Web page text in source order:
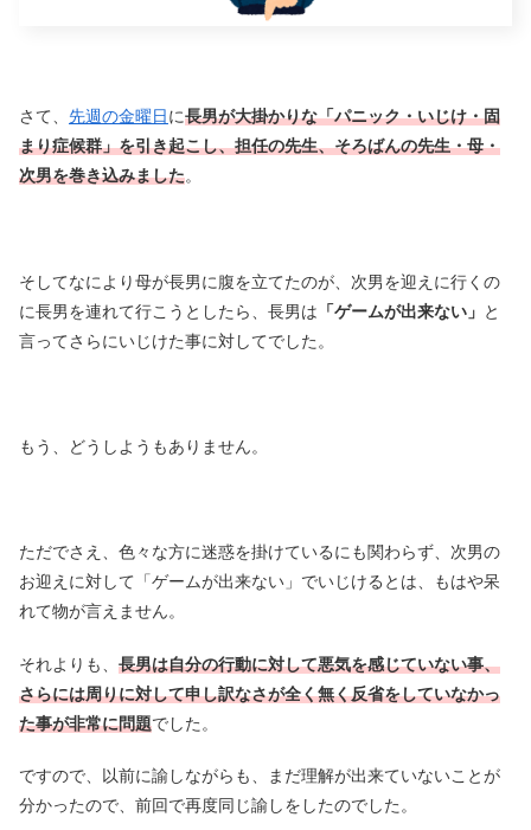
さて、 先週の金曜日に長男が大掛かりな「パニック・いじけ・固
まり症候群」を引き起こし、担任の先生、そろばんの先生・母・
次男を巻き込みました。
そしてなにより母が長男に腹を立てたのが、次男を迎えに行くの
に長男を連れて行こうとしたら、長男は 「ゲームが出来ない」 と
言ってさらにいじけた事に対してでした。
もう、どうしようもありません。
ただでさえ、色々な方に迷惑を掛けているにも関わらず、次男の
お迎えに対して「ゲームが出来ない」でいじけるとは、もはや呆
れて物が言えません。
それよりも、 長男は自分の行動に対して悪気を感じていない事、
さらには周りに対して申し訳なさが全く無く反省をしていなかっ
た事が非常に問題でした。
ですので、以前に諭しながらも、まだ理解が出来ていないことが
分かったので、前回で再度同じ諭しをしたのでした。